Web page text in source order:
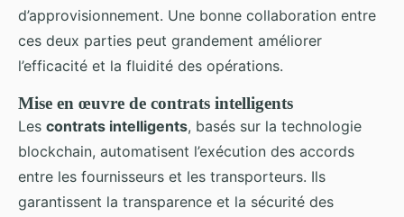
d’approvisionnement. Une bonne collaboration entre
ces deux parties peut grandement améliorer
l’efficacité et la fluidité des opérations.
Mise en œuvre de contrats intelligents
Les contrats intelligents, basés sur la technologie
blockchain, automatisent l’exécution des accords
entre les fournisseurs et les transporteurs. Ils
garantissent la transparence et la sécurité des